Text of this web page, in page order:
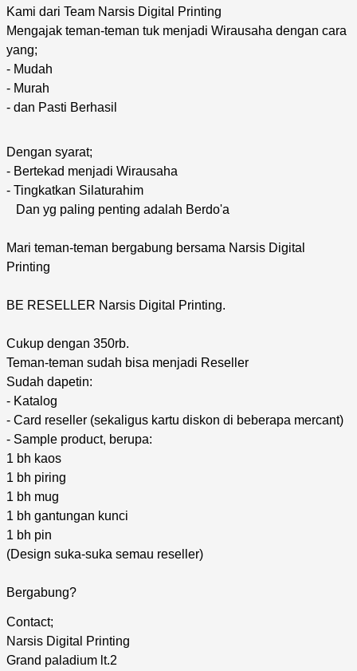
Kami dari Team Narsis Digital Printing
Mengajak teman-teman tuk menjadi Wirausaha dengan cara
yang;
- Mudah
- Murah
- dan Pasti Berhasil
Dengan syarat;
- Bertekad menjadi Wirausaha
- Tingkatkan Silaturahim
Dan yg paling penting adalah Berdo'a
Mari teman-teman bergabung bersama Narsis Digital
Printing
BE RESELLER Narsis Digital Printing.
Cukup dengan 350rb.
Teman-teman sudah bisa menjadi Reseller
Sudah dapetin:
- Katalog
- Card reseller (sekaligus kartu diskon di beberapa mercant)
- Sample product, berupa:
1 bh kaos
1 bh piring
1 bh mug
1 bh gantungan kunci
1 bh pin
(Design suka-suka semau reseller)
Bergabung?
Contact;
Narsis Digital Printing
Grand paladium lt.2